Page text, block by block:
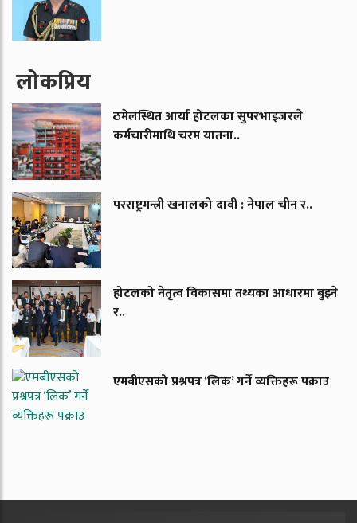
लाेकप्रिय
ठमेलस्थित आर्या होटलका सुपरभाइजरले
कर्मचारीमाथि चरम यातना..
परराष्ट्रमन्त्री खनालको दावी : नेपाल चीन र..
होटलको नेतृत्व विकासमा तथ्यका आधारमा बुझ्ने
र..
एमबीएसको प्रश्नपत्र ‘लिक’ गर्ने व्यक्तिहरू पक्राउ